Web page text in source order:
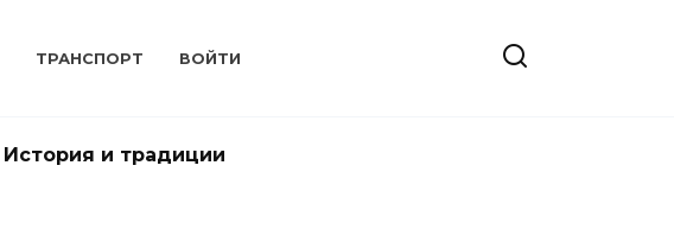
ТРАНСПОРТ ВОЙТИ
История и традиции